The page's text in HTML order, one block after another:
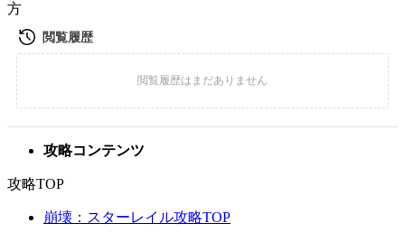
方
攻略コンテンツ
攻略TOP
崩壊：スターレイル攻略TOP